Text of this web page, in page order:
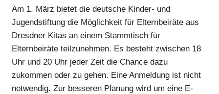
Am 1. März bietet die deutsche Kinder- und
Jugendstiftung die Möglichkeit für Elternbeiräte aus
Dresdner Kitas an einem Stammtisch für
Elternbeiräte teilzunehmen. Es besteht zwischen 18
Uhr und 20 Uhr jeder Zeit die Chance dazu
zukommen oder zu gehen. Eine Anmeldung ist nicht
notwendig. Zur besseren Planung wird um eine E-